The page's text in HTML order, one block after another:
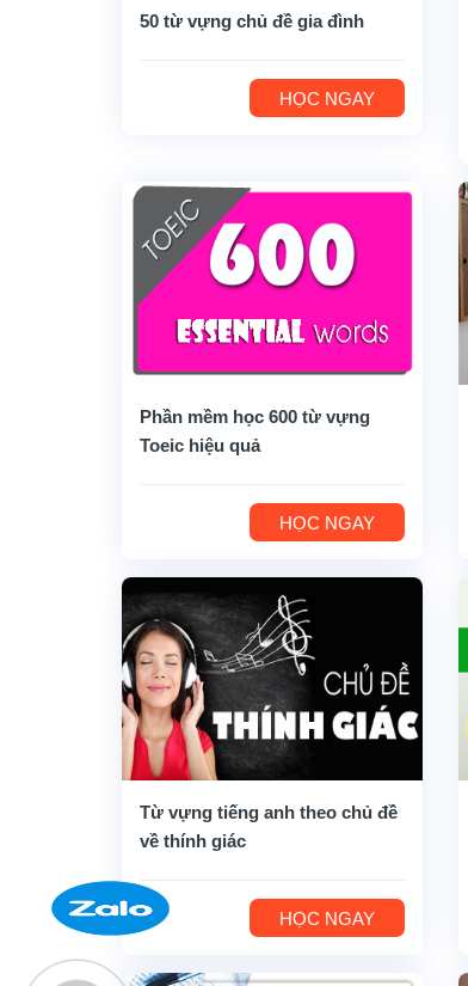
50 từ vựng chủ đề gia đình
HỌC NGAY
Phần mềm học 600 từ vựng
Toeic hiệu quả
HỌC NGAY
Từ vựng tiếng anh theo chủ đề
về thính giác
HỌC NGAY